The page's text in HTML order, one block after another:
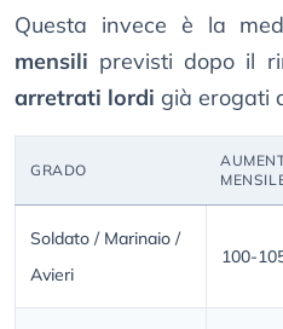
Questa invece è la
mensili previsti dopo il
arretrati lordi già erogati
GRADO
Soldato / Marinaio /
Avieri
100-